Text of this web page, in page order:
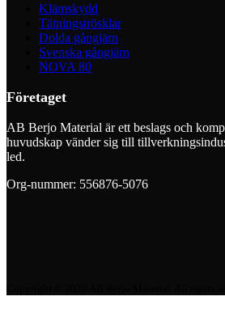
Klämskydd
Tätningströsklar
Dolda gångjärn
Svenska gångjärn
NOVA 80
Företaget
AB Berjo Material är ett beslags och
huvudskap vänder sig till
led.
Org-nummer: 556876-5076